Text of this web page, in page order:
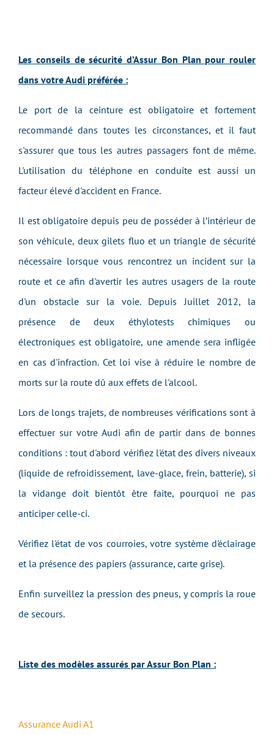
Les conseils de sécurité d’Assur Bon Plan pour rouler
dans votre Audi préférée :
Le port de la ceinture est obligatoire et fortement
recommandé dans toutes les circonstances, et il faut
s'assurer que tous les autres passagers font de même.
L'utilisation du téléphone en conduite est aussi un
facteur élevé d'accident en France.
Il est obligatoire depuis peu de posséder à l’intérieur de
son véhicule, deux gilets fluo et un triangle de sécurité
nécessaire lorsque vous rencontrez un incident sur la
route et ce afin d'avertir les autres usagers de la route
d'un obstacle sur la voie. Depuis Juillet 2012, la
présence de deux éthylotests chimiques ou
électroniques est obligatoire, une amende sera infligée
en cas d'infraction. Cet loi vise à réduire le nombre de
morts sur la route dû aux effets de l'alcool.
Lors de longs trajets, de nombreuses vérifications sont à
effectuer sur votre Audi afin de partir dans de bonnes
conditions : tout d'abord vérifiezl'état des divers niveaux
(liquide de refroidissement, lave-glace, frein, batterie), si
la vidange doit bientôt être faite, pourquoi ne pas
anticiper celle-ci.
Vérifiez l'étatde vos courroies, votre système d'éclairage
et la présence des papiers (assurance, carte grise).
Enfin surveillez la pression des pneus, y compris la roue
de secours.
Liste des modèles assurés par Assur Bon Plan :
Assurance Audi A1